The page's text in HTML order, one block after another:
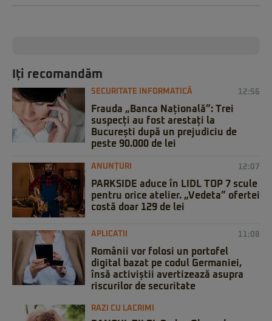
Iți recomandăm
SECURITATE INFORMATICĂ 12:56
Frauda „Banca Națională”: Trei
suspecți au fost arestați la
București după un prejudiciu de
peste 90.000 de lei
ANUNȚURI 12:07
PARKSIDE aduce în LIDL TOP 7 scule
pentru orice atelier. „Vedeta” ofertei
costă doar 129 de lei
APLICATII 11:08
Românii vor folosi un portofel
digital bazat pe codul Germaniei,
însă activiștii avertizează asupra
riscurilor de securitate
RAZI CU LACRIMI